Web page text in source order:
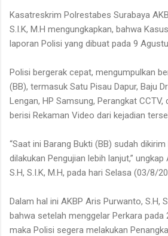
Kasatreskrim Polrestabes Surabaya
S.I.K, M.H mengungkapkan, bahwa
laporan Polisi yang dibuat pada 9
Polisi bergerak cepat, mengumpulkan
(BB), termasuk Satu Pisau Dapur, Baju
Lengan, HP Samsung, Perangkat CCTV,
berisi Rekaman Video dari kejadian
“Saat ini Barang Bukti (BB) sudah
dilakukan Pengujian lebih lanjut,”
S.H, S.I.K, M.H, pada hari Selasa (03/8/
Dalam hal ini AKBP Aris Purwanto, S.H,
bahwa setelah menggelar Perkara pada
maka Polisi segera melakukan